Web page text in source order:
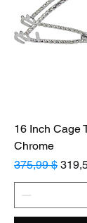
16 Inch Cage
Chrome
Standardpreis
375,99 $ Sale-